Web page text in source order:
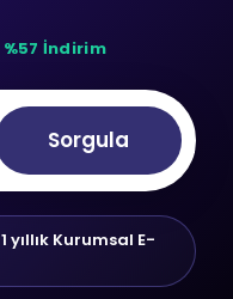
%57 İndirim
Sorgula
1 yıllık Kurumsal E-